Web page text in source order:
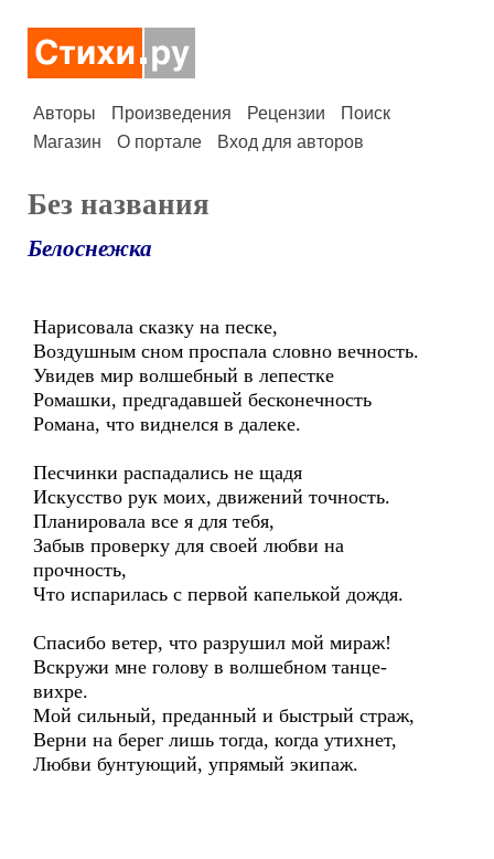
Авторы Произведения Рецензии
Поиск
Магазин
О портале Вход для авторов
Без названия
Белоснежка
Нарисовала сказку на песке,
Воздушным сном проспала словно вечность.
Увидев мир волшебный в лепестке
Ромашки, предгадавшей бесконечность
Романа, что виднелся в далеке.
Песчинки распадались не щадя
Искусство рук моих, движений точность.
Планировала все я для тебя,
Забыв проверку для своей любви на
прочность,
Что испарилась с первой капелькой дождя.
Спасибо ветер, что разрушил мой мираж!
Вскружи мне голову в волшебном танце-
вихре.
Мой сильный, преданный и быстрый страж,
Верни на берег лишь тогда, когда утихнет,
Любви бунтующий, упрямый экипаж.